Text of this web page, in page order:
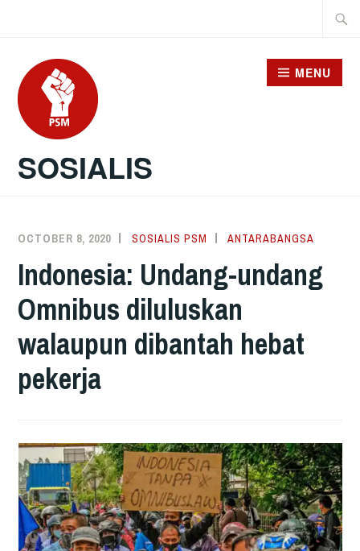
content
SOSIALIS
MENU
OCTOBER 8, 2020 SOSIALIS PSM ANTARABANGSA
Indonesia: Undang-undang
Omnibus diluluskan
walaupun dibantah hebat
pekerja